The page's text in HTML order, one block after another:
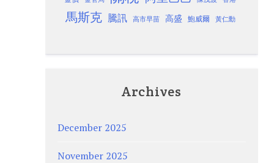
馬斯克 騰訊 高市早苗 高盛 鮑威爾 黃仁勳
Archives
December 2025
November 2025